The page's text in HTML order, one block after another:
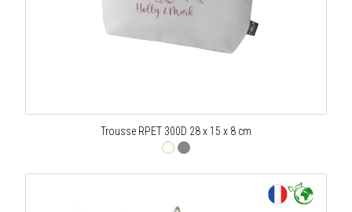
Trousse RPET 300D 28 x 15 x 8 cm